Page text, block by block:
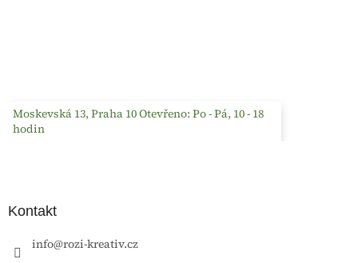
Moskevská 13, Praha 10 Otevřeno: Po - Pá, 10 - 18
hodin
Kontakt
info@rozi-kreativ.cz